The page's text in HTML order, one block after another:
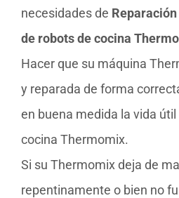
necesidades de
de robots de cocina
Hacer que su máquina
y reparada de forma
en buena medida la vida
cocina Thermomix.
Si su Thermomix deja de
repentinamente o bien no